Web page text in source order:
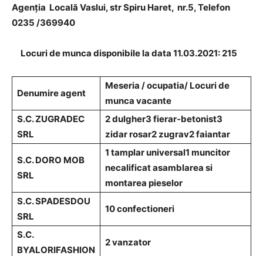
Agenţia Locală Vaslui, str Spiru Haret, nr.5, Telefon
0235 /369940
Locuri de munca disponibile la data 11.03.2021: 215
Denumire agent
Meseria / ocupatia/ Locuri de
munca vacante
S.C. ZUGRADEC
SRL
2 dulgher3 fierar-betonist3
zidar rosar2 zugrav2 faiantar
S.C. DORO MOB
SRL
1 tamplar universal1 muncitor
necalificat asamblarea si
montarea pieselor
S.C. SPADESDOU
SRL
10 confectioneri
S.C.
BYALORIFASHION
2 vanzator